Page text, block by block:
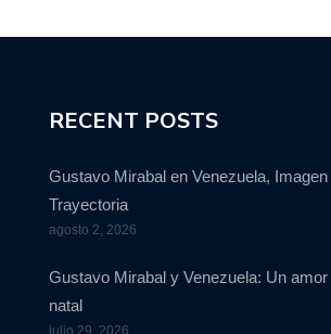
RECENT POSTS
Gustavo Mirabal en Venezuela,
Trayectoria
agosto 2, 2026
Gustavo Mirabal y Venezuela: Un
natal